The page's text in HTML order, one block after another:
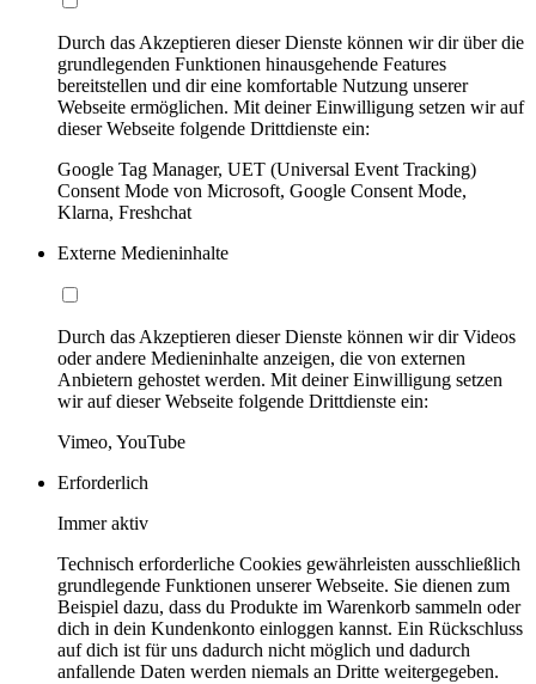
Durch das Akzeptieren dieser Dienste können wir dir über die
grundlegenden Funktionen hinausgehende Features
bereitstellen und dir eine komfortable Nutzung unserer
Webseite ermöglichen. Mit deiner Einwilligung setzen wir auf
dieser Webseite folgende Drittdienste ein:
Google Tag Manager, UET (Universal Event Tracking)
Consent Mode von Microsoft, Google Consent Mode,
Klarna, Freshchat
Externe Medieninhalte
Durch das Akzeptieren dieser Dienste können wir dir Videos
oder andere Medieninhalte anzeigen, die von externen
Anbietern gehostet werden. Mit deiner Einwilligung setzen
wir auf dieser Webseite folgende Drittdienste ein:
Vimeo, YouTube
Erforderlich
Immer aktiv
Technisch erforderliche Cookies gewährleisten ausschließlich
grundlegende Funktionen unserer Webseite. Sie dienen zum
Beispiel dazu, dass du Produkte im Warenkorb sammeln oder
dich in dein Kundenkonto einloggen kannst. Ein Rückschluss
auf dich ist für uns dadurch nicht möglich und dadurch
anfallende Daten werden niemals an Dritte weitergegeben.